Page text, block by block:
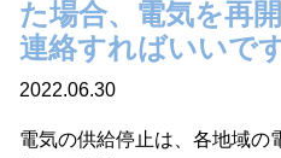
た場合、電気を再
連絡すればいいで
2022.06.30
電気の供給停止は、各地域の